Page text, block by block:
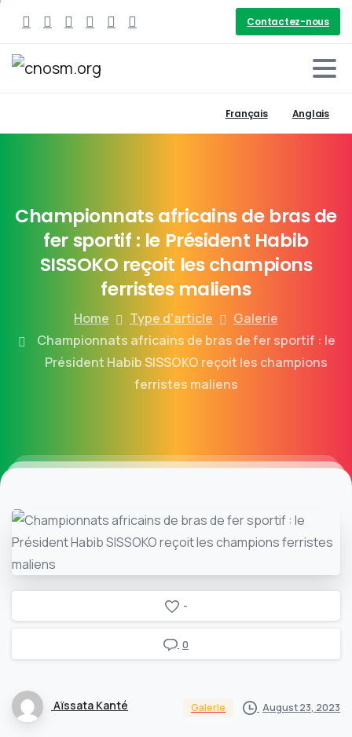
Contactez-nous
Français Anglais
Championnatsafricainsde bras de
fersportif : le Président Habib
SISSOKO reçoit les champions
ferristes maliens
Home Type d'article
Galerie
Championnats africains de bras de fer sportif : le
Président Habib SISSOKO reçoit les champions
ferristes maliens
-
0
Aïssata Kanté Galerie August 23, 2023